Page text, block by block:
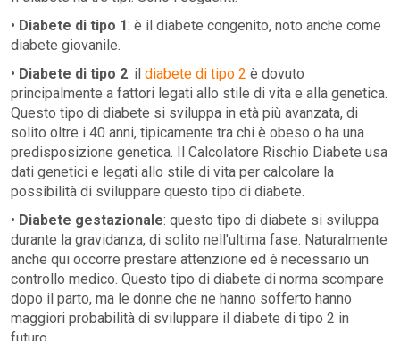
• Diabete di tipo 1: è il diabete congenito, noto anche come
diabete giovanile.
• Diabete di tipo 2: il diabete di tipo 2 è dovuto
principalmente a fattori legati allo stile di vita e alla genetica.
Questo tipo di diabete si sviluppa in età più avanzata, di
solito oltre i 40 anni, tipicamente tra chi è obeso o ha una
predisposizione genetica. Il Calcolatore Rischio Diabete usa
dati genetici e legati allo stile di vita per calcolare la
possibilità di sviluppare questo tipo di diabete.
• Diabete gestazionale: questo tipo di diabete si sviluppa
durante la gravidanza, di solito nell'ultima fase. Naturalmente
anche qui occorre prestare attenzione ed è necessario un
controllo medico. Questo tipo di diabete di norma scompare
dopo il parto, ma le donne che ne hanno sofferto hanno
maggiori probabilità di sviluppare il diabete di tipo 2 in